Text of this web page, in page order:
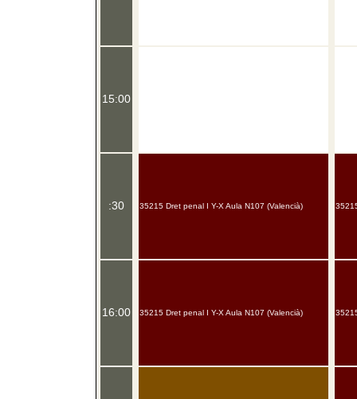
15:00
:30
16:00
35215 Dret penal I Y-X Aula N107 (Valencià)
35215 Dret penal I Y-X Aula N107 (Valencià)